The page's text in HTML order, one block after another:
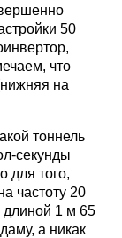
50
что
на
тоннель
секунды
для того,
частоту 20
длиной 1 м 65
а никак